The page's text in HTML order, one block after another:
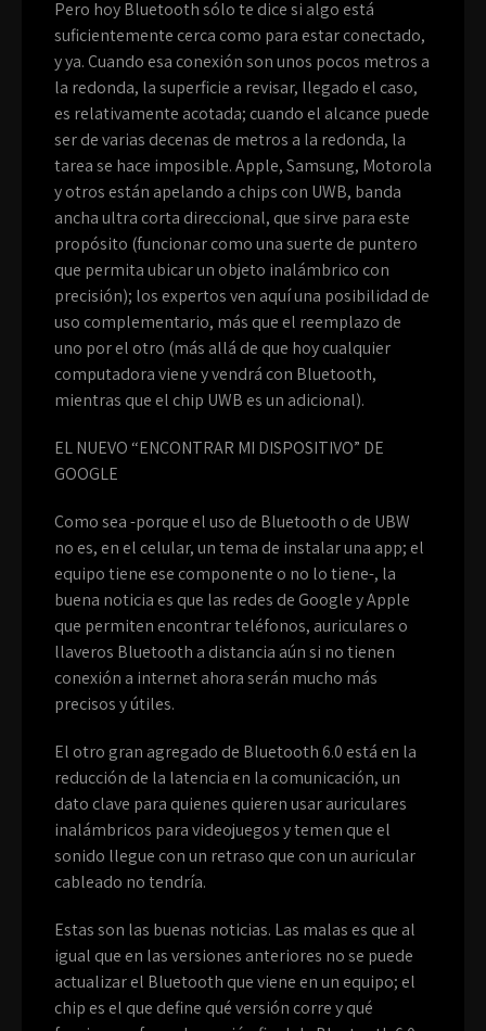
Pero hoy Bluetooth sólo te dice si algo está
suficientemente cerca como para estar conectado,
y ya. Cuando esa conexión son unos pocos metros a
la redonda, la superficie a revisar, llegado el caso,
es relativamente acotada; cuando el alcance puede
ser de varias decenas de metros a la redonda, la
tarea se hace imposible. Apple, Samsung, Motorola
y otros están apelando a chips con UWB, banda
ancha ultra corta direccional, que sirve para este
propósito (funcionar como una suerte de puntero
que permita ubicar un objeto inalámbrico con
precisión); los expertos ven aquí una posibilidad de
uso complementario, más que el reemplazo de
uno por el otro (más allá de que hoy cualquier
computadora viene y vendrá con Bluetooth,
mientras que el chip UWB es un adicional).
EL NUEVO “ENCONTRAR MI DISPOSITIVO” DE
GOOGLE
Como sea -porque el uso de Bluetooth o de UBW
no es, en el celular, un tema de instalar una app; el
equipo tiene ese componente o no lo tiene-, la
buena noticia es que las redes de Google y Apple
que permiten encontrar teléfonos, auriculares o
llaveros Bluetooth a distancia aún si no tienen
conexión a internet ahora serán mucho más
precisos y útiles.
El otro gran agregado de Bluetooth 6.0 está en la
reducción de la latencia en la comunicación, un
dato clave para quienes quieren usar auriculares
inalámbricos para videojuegos y temen que el
sonido llegue con un retraso que con un auricular
cableado no tendría.
Estas son las buenas noticias. Las malas es que al
igual que en las versiones anteriores no se puede
actualizar el Bluetooth que viene en un equipo; el
chip es el que define qué versión corre y qué